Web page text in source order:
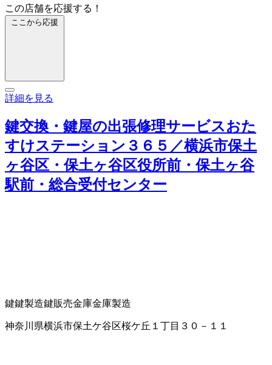
この店舗を応援する！
ここから応援
詳細を見る
鍵交換・鍵屋の出張修理サービスおた
すけステーション３６５／横浜市保土
ヶ谷区・保土ヶ谷区役所前・保土ヶ谷
駅前・総合受付センター
鍵鍵製造鍵販売金庫金庫製造
神奈川県横浜市保土ケ谷区桜ケ丘１丁目３０－１１